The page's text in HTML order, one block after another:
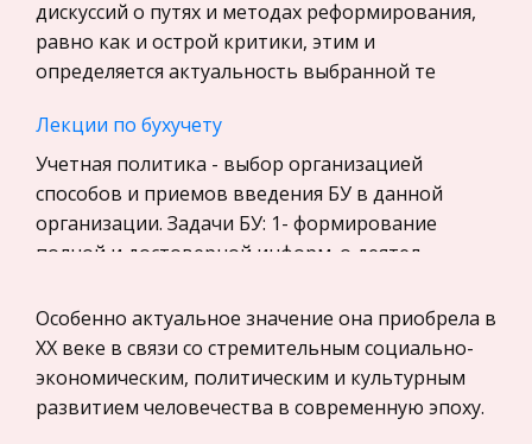
Уголовное право
Экскурсии и туризм
Маркетинг, товароведение, реклама
Социология
Религия
Культурология
Экологическое право
Теория государства и права
История отечественного государства и
права
дискуссий о путях и методах реформирования,
равно как и острой критики, этим и
определяется актуальность выбранной те
Лекции по бухучету
Учетная политика - выбор организацией
способов и приемов введения БУ в данной
организации. Задачи БУ: 1- формирование
полной и достоверной информ. о деятел.
Проблема искусственного интеллекта :
технические и социальные аспекты
Каждые десять лет возникает новая технология,
Особенно актуальное значение она приобрела в
ХХ веке в связи со стремительным социально-
экономическим, политическим и культурным
развитием человечества в современную эпоху.